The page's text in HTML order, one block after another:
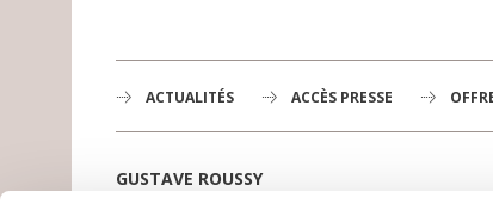
ACTUALITÉS ACCÈS PRESSE
GUSTAVE ROUSSY